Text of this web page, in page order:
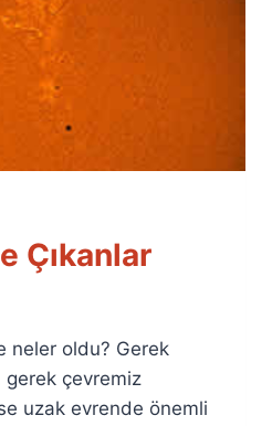
Çıkanlar
neler oldu? Gerek
gerek çevremiz
uzak evrende önemli